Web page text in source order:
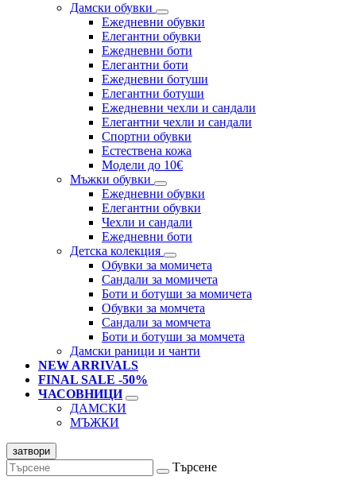
Дамски обувки
Eжедневни обувки
Eлегантни обувки
Eжедневни боти
Eлегантни боти
Eжедневни ботуши
Eлегантни ботуши
Ежедневни чехли и сандали
Елегантни чехли и сандали
Спортни обувки
Естествена кожа
Модели до 10€
Мъжки обувки
Ежедневни обувки
Елегантни обувки
Чехли и сандали
Ежедневни боти
Детска колекция
Обувки за момичета
Сандали за момичета
Боти и ботуши за момичета
Обувки за момчета
Сандали за момчета
Боти и ботуши за момчета
Дамски раници и чанти
NEW ARRIVALS
FINAL SALE -50%
ЧАСОВНИЦИ
ДАМСКИ
МЪЖКИ
затвори
Търсене